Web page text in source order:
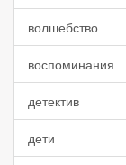
волшебство
воспоминания
детектив
дети